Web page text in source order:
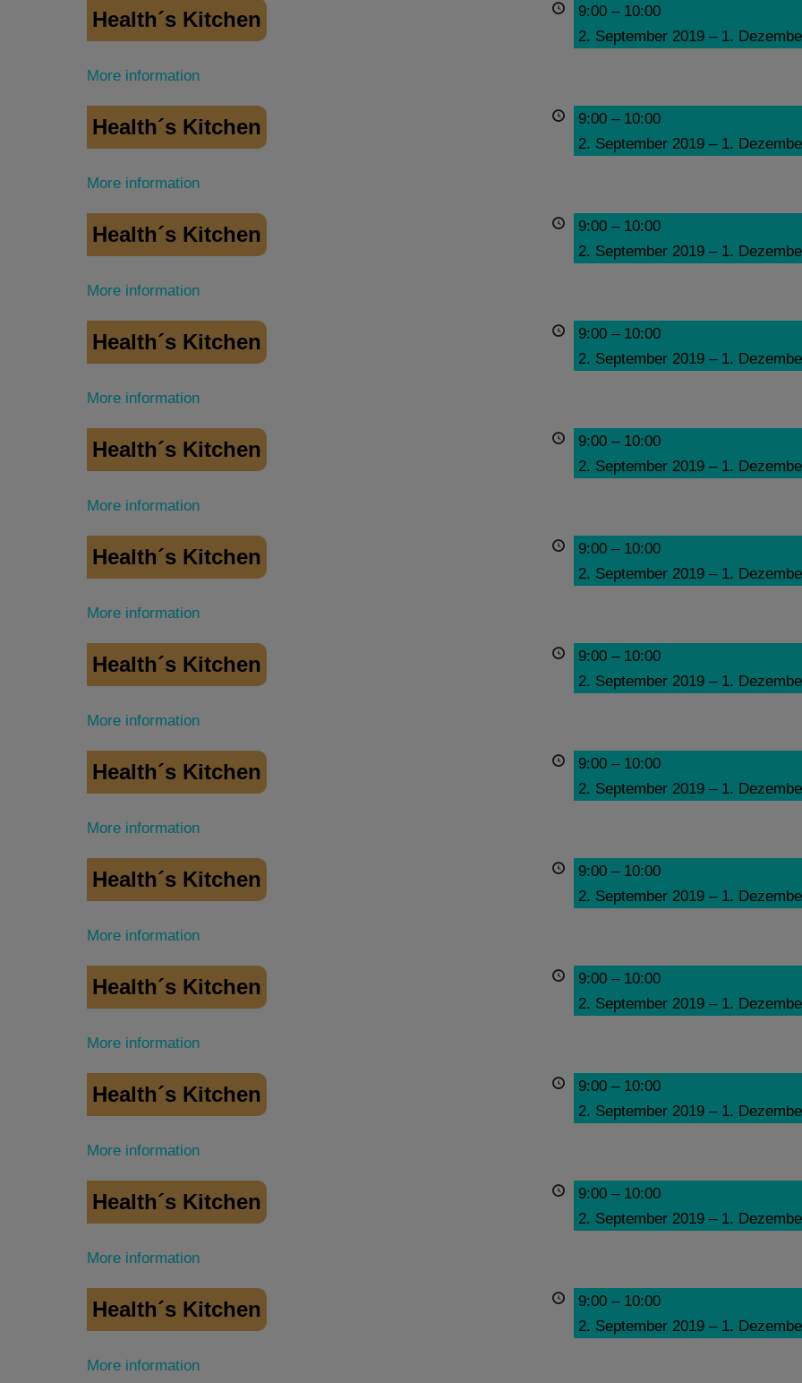
Health´s Kitchen 9:00 – 10:00
2. September 2019 – 1.
More information
Health´s Kitchen 9:00 – 10:00
2. September 2019 – 1.
More information
Health´s Kitchen 9:00 – 10:00
2. September 2019 – 1.
More information
Health´s Kitchen 9:00 – 10:00
2. September 2019 – 1.
More information
Health´s Kitchen 9:00 – 10:00
2. September 2019 – 1.
More information
Health´s Kitchen 9:00 – 10:00
2. September 2019 – 1.
More information
Health´s Kitchen 9:00 – 10:00
2. September 2019 – 1.
More information
Health´s Kitchen 9:00 – 10:00
2. September 2019 – 1.
More information
Health´s Kitchen 9:00 – 10:00
2. September 2019 – 1.
More information
Health´s Kitchen 9:00 – 10:00
2. September 2019 – 1.
More information
Health´s Kitchen 9:00 – 10:00
2. September 2019 – 1.
More information
Health´s Kitchen 9:00 – 10:00
2. September 2019 – 1.
More information
Health´s Kitchen 9:00 – 10:00
2. September 2019 – 1.
More information